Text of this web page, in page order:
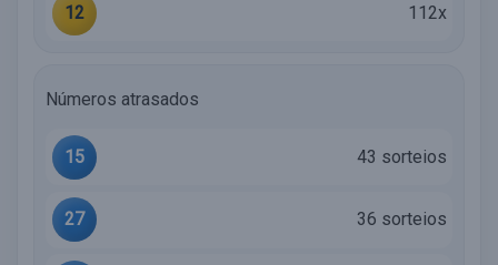
12 112x
Números atrasados
15 43 sorteios
27 36 sorteios